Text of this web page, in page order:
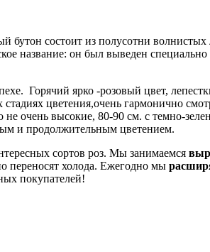
состоит из полусотни волнистых
название: он был выведен специально
Горячий ярко -розовый цвет,
цветения,очень гармонично
очень высокие, 80-90 см. с темно-
и продолжительным цветением.
сортов роз. Мы занимаемся
переносят холода. Ежегодно мы
покупателей!